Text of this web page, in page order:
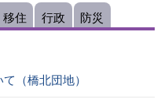
移住 行政 防災
（橋北団地）